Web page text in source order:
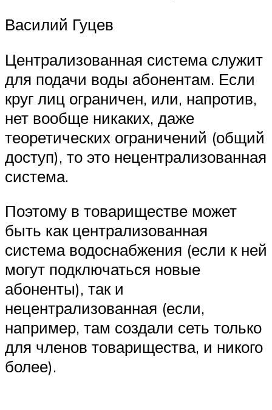
Василий Гуцев
Централизованная система служит
для подачи воды абонентам. Если
круг лиц ограничен, или, напротив,
нет вообще никаких, даже
теоретических ограничений (общий
доступ), то это нецентрализованная
система.
Поэтому в товариществе может
быть как централизованная
система водоснабжения (если к ней
могут подключаться новые
абоненты), так и
нецентрализованная (если,
например, там создали сеть только
для членов товарищества, и никого
более).